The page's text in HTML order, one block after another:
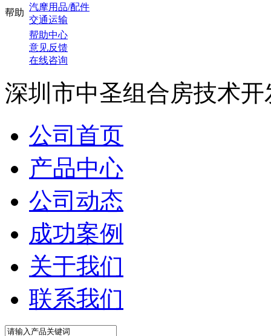
汽摩用品/配件
交通运输
帮助
帮助中心
意见反馈
在线咨询
深圳市中圣组合房技术
公司首页
产品中心
公司动态
成功案例
关于我们
联系我们